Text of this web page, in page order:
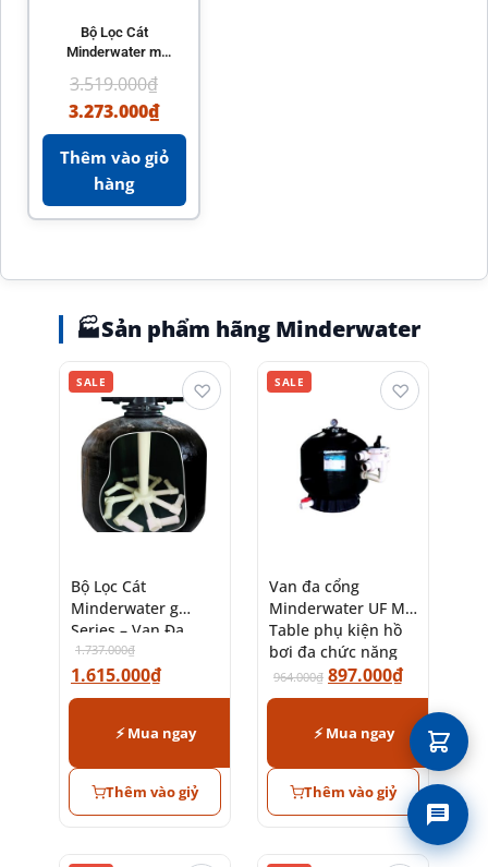
Bộ Lọc Cát
Minderwater m
Hãng, Hiệu Suất
Cao
3.519.000₫
3.273.000₫
Thêm vào giỏ
hàng
🏭Sản phẩm hãng Minderwater
SALE
Bộ Lọc Cát
Minderwater g
Series – Van Đa
Chức Năng Tiết
Kiệm Năng Lượng
1.737.000₫
1.615.000₫
⚡ Mua ngay
Thêm vào giỷ
♡ SALE
Van đa cổng
Minderwater UF MS
Table phụ kiện hồ
bơi đa chức năng
kích thước đa dạng
964.000₫ 897.000₫
⚡ Mua ngay
Thêm vào giỷ
♡
Liên